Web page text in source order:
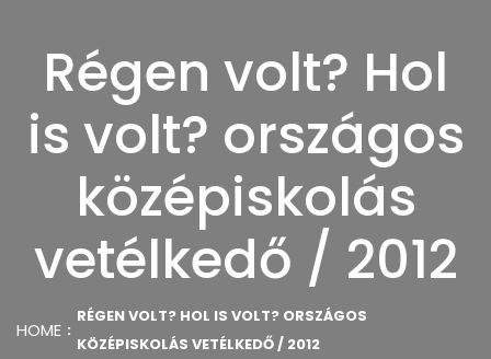
Régen volt? Hol
is volt? országos
középiskolás
vetélkedő / 2012
HOME
RÉGEN VOLT? HOL IS VOLT? ORSZÁGOS
KÖZÉPISKOLÁS VETÉLKEDŐ / 2012